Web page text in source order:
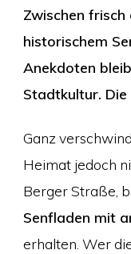
Zwischen
historischem
Anekdoten
Stadtkultur.
Ganz
Heimat jedoch
Berger Straße,
Senfladen mit
erhalten. Wer